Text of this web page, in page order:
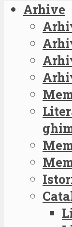
Arhive